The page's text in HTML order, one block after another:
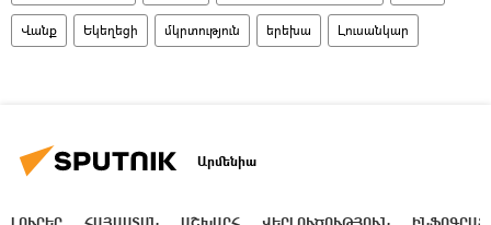
Վանք Եկեղեցի մկրտություն երեխա Լուսանկար
Արմենիա